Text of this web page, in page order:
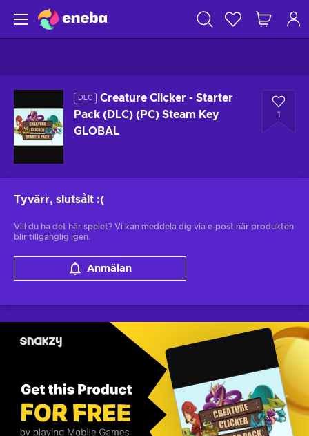
DLC
Creature Clicker - Starter
Pack (DLC) (PC) Steam Key
GLOBAL
1
Tyvärr, slutsålt :(
Vill du ha det här spelet? Vi kan meddela dig via e-post när produkten
blir tillgänglig igen.
Anmälan